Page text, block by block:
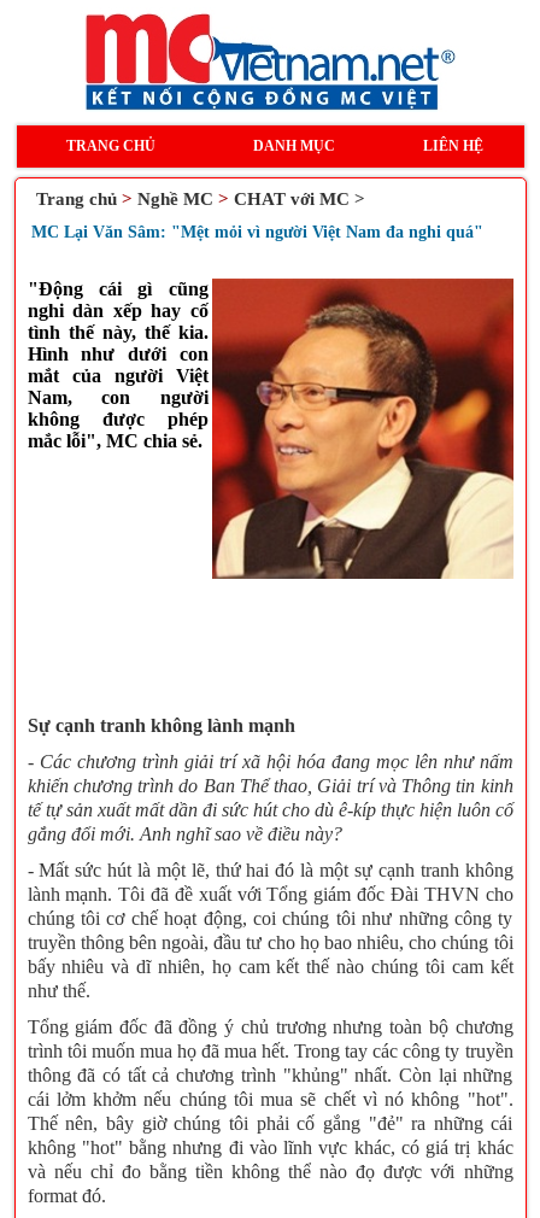
TRANG CHỦ DANH MỤC LIÊN HỆ
Trang chủ > Nghề MC > CHAT với MC >
MC Lại Văn Sâm: "Mệt mỏi vì người Việt Nam đa nghi quá"
"Động cái gì cũng
nghi dàn xếp hay cố
tình thế này, thế kia.
Hình như dưới con
mắt của người Việt
Nam, con người
không được phép
mắc lỗi", MC chia sẻ.
Sự cạnh tranh không lành mạnh
- Các chương trình giải trí xã hội hóa đang mọc lên như nấm
khiến chương trình do Ban Thể thao, Giải trí và Thông tin kinh
tế tự sản xuất mất dần đi sức hút cho dù ê-kíp thực hiện luôn cố
gắng đổi mới. Anh nghĩ sao về điều này?
- Mất sức hút là một lẽ, thứ hai đó là một sự cạnh tranh không
lành mạnh. Tôi đã đề xuất với Tổng giám đốc Đài THVN cho
chúng tôi cơ chế hoạt động, coi chúng tôi như những công ty
truyền thông bên ngoài, đầu tư cho họ bao nhiêu, cho chúng tôi
bấy nhiêu và dĩ nhiên, họ cam kết thế nào chúng tôi cam kết
như thế.
Tổng giám đốc đã đồng ý chủ trương nhưng toàn bộ chương
trình tôi muốn mua họ đã mua hết. Trong tay các công ty truyền
thông đã có tất cả chương trình "khủng" nhất. Còn lại những
cái lởm khởm nếu chúng tôi mua sẽ chết vì nó không "hot".
Thế nên, bây giờ chúng tôi phải cố gắng "đẻ" ra những cái
không "hot" bằng nhưng đi vào lĩnh vực khác, có giá trị khác
và nếu chỉ đo bằng tiền không thể nào đọ được với những
format đó.